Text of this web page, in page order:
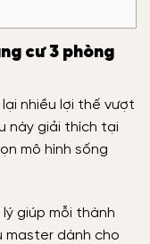
cư 3 phòng
nhiều lợi thế vượt
này giải thích tại
mô hình sống
giúp mỗi thành
master dành cho